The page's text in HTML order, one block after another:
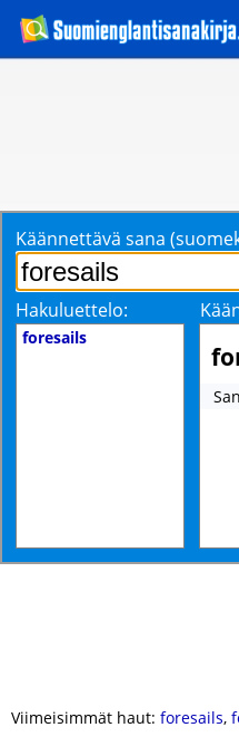
Käännettävä sana
Hakuluettelo:
foresails
Viimeisimmät haut: foresails,